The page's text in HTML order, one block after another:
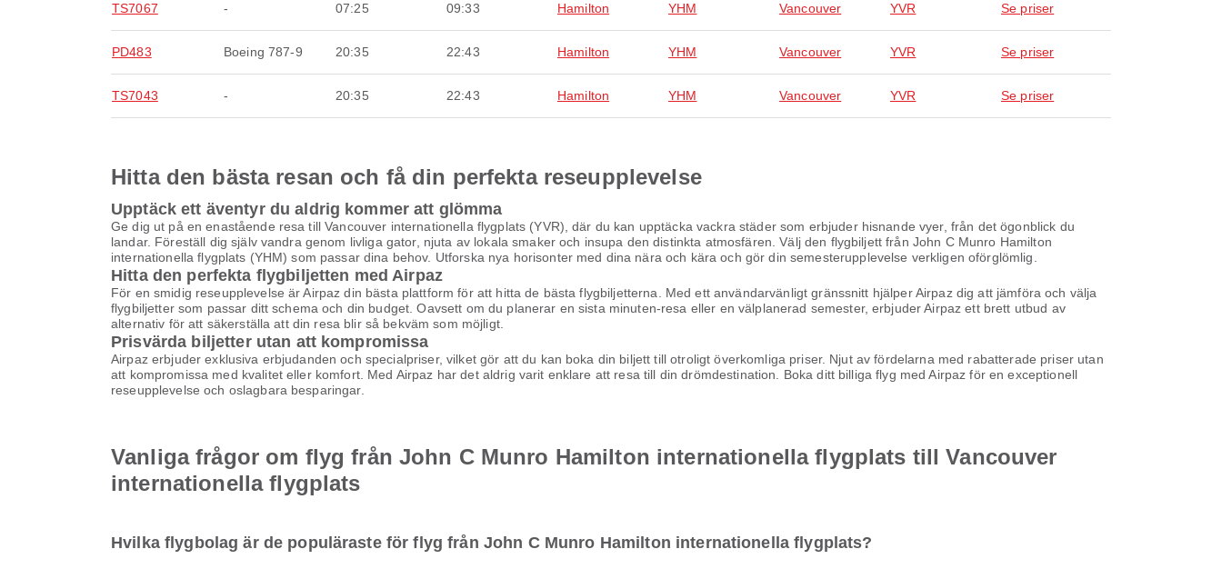
TS7067 - 07:25 09:33 Hamilton YHM Vancouver YVR Se priser
PD483 Boeing 787-9 20:35 22:43 Hamilton YHM Vancouver YVR Se priser
TS7043 - 20:35 22:43 Hamilton YHM Vancouver YVR Se priser
Hitta den bästa resan och få din perfekta reseupplevelse
Upptäck ett äventyr du aldrig kommer att glömma
Ge dig ut på en enastående resa till Vancouver internationella flygplats (YVR), där du kan upptäcka vackra städer som erbjuder hisnande vyer, från det ögonblick du
landar. Föreställ dig själv vandra genom livliga gator, njuta av lokala smaker och insupa den distinkta atmosfären. Välj den flygbiljett från John C Munro Hamilton
internationella flygplats (YHM) som passar dina behov. Utforska nya horisonter med dina nära och kära och gör din semesterupplevelse verkligen oförglömlig.
Hitta den perfekta flygbiljetten med Airpaz
För en smidig reseupplevelse är Airpaz din bästa plattform för att hitta de bästa flygbiljetterna. Med ett användarvänligt gränssnitt hjälper Airpaz dig att jämföra och välja
flygbiljetter som passar ditt schema och din budget. Oavsett om du planerar en sista minuten-resa eller en välplanerad semester, erbjuder Airpaz ett brett utbud av
alternativ för att säkerställa att din resa blir så bekväm som möjligt.
Prisvärda biljetter utan att kompromissa
Airpaz erbjuder exklusiva erbjudanden och specialpriser, vilket gör att du kan boka din biljett till otroligt överkomliga priser. Njut av fördelarna med rabatterade priser utan
att kompromissa med kvalitet eller komfort. Med Airpaz har det aldrig varit enklare att resa till din drömdestination. Boka ditt billiga flyg med Airpaz för en exceptionell
reseupplevelse och oslagbara besparingar.
Vanliga frågor om flyg från John C Munro Hamilton internationella flygplats till Vancouver
internationella flygplats
Hvilka flygbolag är de populäraste för flyg från John C Munro Hamilton internationella flygplats?